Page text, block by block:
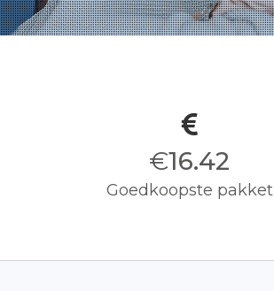
€16.50
Goedkoopste pakket